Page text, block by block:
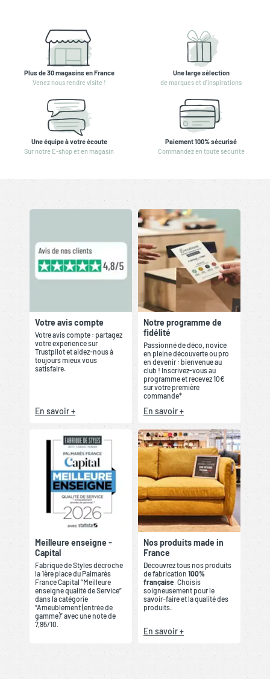
Plus de 30 magasins en France
Venez nous rendre visite !
Une large sélection
de marques et d'inspirations
Une équipe à votre écoute
Sur notre E-shop et en magasin
Paiement 100% sécurisé
Commandez en toute sécurité
Votre avis compte
Votre avis compte : partagez
votre expérience sur
Trustpilot et aidez-nous à
toujours mieux vous
satisfaire.
En savoir +
Notre programme de
fidélité
Passionné de déco, novice
en pleine découverte ou pro
en devenir : bienvenue au
club ! Inscrivez-vous au
programme et recevez 10€
sur votre première
commande*
En savoir +
Meilleure enseigne -
Capital
Fabrique de Styles décroche
la 1ère place du Palmarès
France Capital “Meilleure
enseigne qualité de Service”
dans la catégorie
“Ameublement (entrée de
gamme)” avec une note de
7,95/10.
Nos produits made in
France
Découvrez tous nos produits
de fabrication 100%
française. Choisis
soigneusement pour le
savoir-faire et la qualité des
produits.
En savoir +